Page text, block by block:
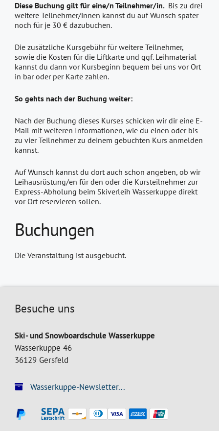
Diese Buchung gilt für eine/n Teilnehmer/in. Bis zu drei
weitere Teilnehmer/innen kannst du auf Wunsch später
noch für je 30 € dazubuchen.
Die zusätzliche Kursgebühr für weitere Teilnehmer,
sowie die Kosten für die Liftkarte und ggf. Leihmaterial
kannst du dann vor Kursbeginn bequem bei uns vor Ort
in bar oder per Karte zahlen.
So gehts nach der Buchung weiter:
Nach der Buchung dieses Kurses schicken wir dir eine E-
Mail mit weiteren Informationen, wie du einen oder bis
zu vier Teilnehmer zu deinem gebuchten Kurs anmelden
kannst.
Auf Wunsch kannst du dort auch schon angeben, ob wir
Leihausrüstung/en für den oder die Kursteilnehmer zur
Express-Abholung beim Skiverleih Wasserkuppe direkt
vor Ort reservieren sollen.
Buchungen
Die Veranstaltung ist ausgebucht.
Besuche uns
Ski- und Snowboardschule Wasserkuppe
Wasserkuppe 46
36129 Gersfeld
Wasserkuppe-Newsletter...